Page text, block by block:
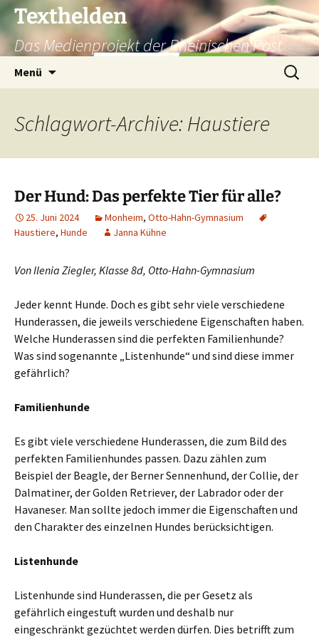
Texthelden
Das Medienprojekt der Rheinischen Post
Menü
Suchen
nach:
Schlagwort-Archive: Haustiere
Der Hund: Das perfekte Tier für alle?
25. Juni 2024 Monheim, Otto-Hahn-Gymnasium
Haustiere, Hunde Janna Kühne
Von Ilenia Ziegler, Klasse 8d, Otto-Hahn-Gymnasium
Jeder kennt Hunde. Doch es gibt sehr viele verschiedene
Hunderassen, die jeweils verschiedene Eigenschaften haben.
Welche Hunderassen sind die perfekten Familienhunde?
Was sind sogenannte „Listenhunde“ und sind diese immer
gefährlich?
Familienhunde
Es gibt viele verschiedene Hunderassen, die zum Bild des
perfekten Familienhundes passen. Dazu zählen zum
Beispiel der Beagle, der Berner Sennenhund, der Collie, der
Dalmatiner, der Golden Retriever, der Labrador oder der
Havaneser. Man sollte jedoch immer die Eigenschaften und
den Charakter des einzelnen Hundes berücksichtigen.
Listenhunde
Listenhunde sind Hunderassen, die per Gesetz als
gefährlich eingestuft wurden und deshalb nur
eingeschränkt gezüchtet werden dürfen. Dies betrifft zum